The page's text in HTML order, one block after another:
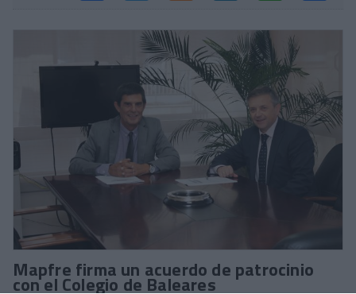
Mapfre firma un acuerdo de patrocinio
con el Colegio de Baleares